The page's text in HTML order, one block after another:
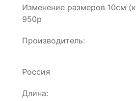
Изменение размеров 10см
950р
Производитель:
Россия
Длина: